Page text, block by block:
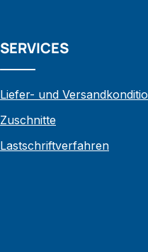
SERVICES
Liefer- und
Zuschnitte
Lastschriftverfahren